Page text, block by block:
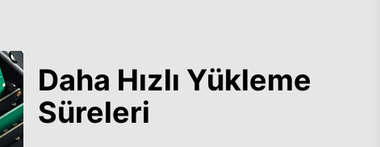
Daha Hızlı Yükleme
Süreleri